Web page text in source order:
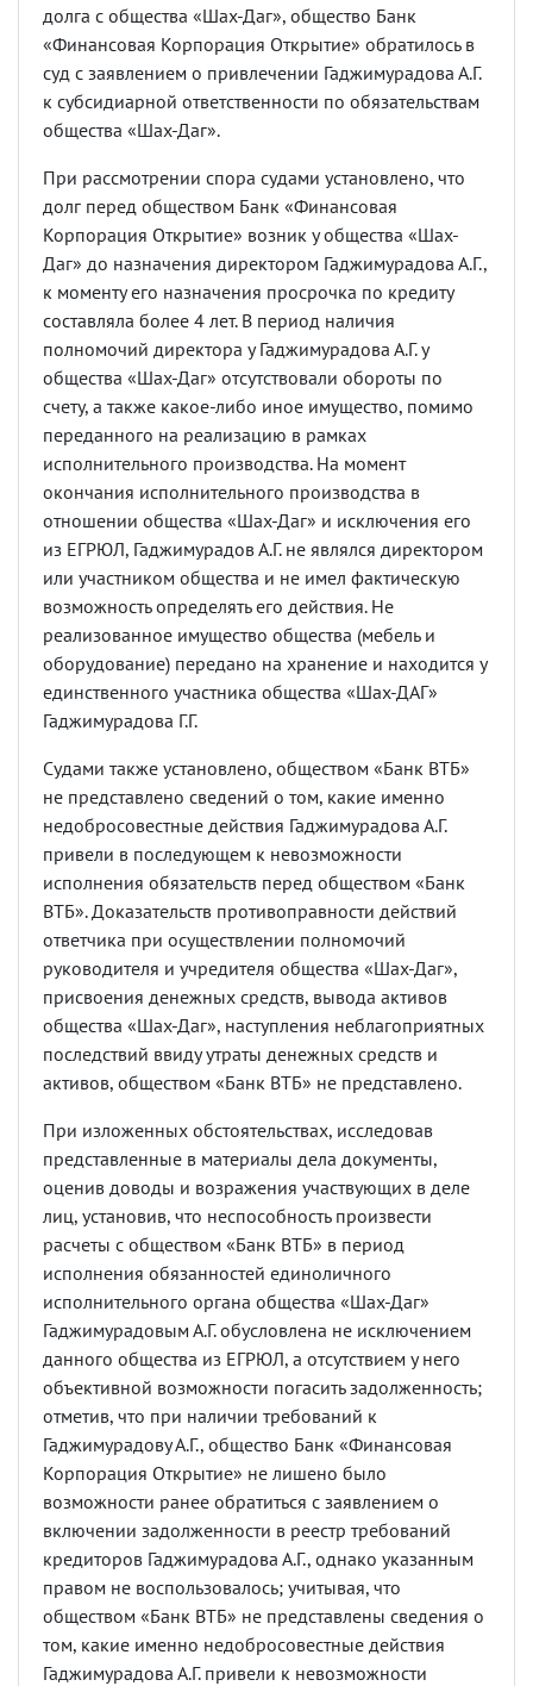
долга с общества «Шах-Даг», общество Банк
«Финансовая Корпорация Открытие» обратилось в
суд с заявлением о привлечении Гаджимурадова А.Г.
к субсидиарной ответственности по обязательствам
общества «Шах-Даг».
При рассмотрении спора судами установлено, что
долг перед обществом Банк «Финансовая
Корпорация Открытие» возник у общества «Шах-
Даг» до назначения директором Гаджимурадова А.Г.,
к моменту его назначения просрочка по кредиту
составляла более 4 лет. В период наличия
полномочий директора у Гаджимурадова А.Г. у
общества «Шах-Даг» отсутствовали обороты по
счету, а также какое-либо иное имущество, помимо
переданного на реализацию в рамках
исполнительного производства. На момент
окончания исполнительного производства в
отношении общества «Шах-Даг» и исключения его
из ЕГРЮЛ, Гаджимурадов А.Г. не являлся директором
или участником общества и не имел фактическую
возможность определять его действия. Не
реализованное имущество общества (мебель и
оборудование) передано на хранение и находится у
единственного участника общества «Шах-ДАГ»
Гаджимурадова Г.Г.
Судами также установлено, обществом «Банк ВТБ»
не представлено сведений о том, какие именно
недобросовестные действия Гаджимурадова А.Г.
привели в последующем к невозможности
исполнения обязательств перед обществом «Банк
ВТБ». Доказательств противоправности действий
ответчика при осуществлении полномочий
руководителя и учредителя общества «Шах-Даг»,
присвоения денежных средств, вывода активов
общества «Шах-Даг», наступления неблагоприятных
последствий ввиду утраты денежных средств и
активов, обществом «Банк ВТБ» не представлено.
При изложенных обстоятельствах, исследовав
представленные в материалы дела документы,
оценив доводы и возражения участвующих в деле
лиц, установив, что неспособность произвести
расчеты с обществом «Банк ВТБ» в период
исполнения обязанностей единоличного
исполнительного органа общества «Шах-Даг»
Гаджимурадовым А.Г. обусловлена не исключением
данного общества из ЕГРЮЛ, а отсутствием у него
объективной возможности погасить задолженность;
отметив, что при наличии требований к
Гаджимурадову А.Г., общество Банк «Финансовая
Корпорация Открытие» не лишено было
возможности ранее обратиться с заявлением о
включении задолженности в реестр требований
кредиторов Гаджимурадова А.Г., однако указанным
правом не воспользовалось; учитывая, что
обществом «Банк ВТБ» не представлены сведения о
том, какие именно недобросовестные действия
Гаджимурадова А.Г. привели к невозможности